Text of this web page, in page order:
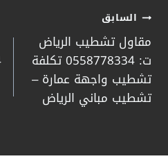
تصفّح
المقالات
السابق
مقاول تشطيب الرياض
ت: 0558778334 تكلفة
تشطيب واجهة عمارة –
تشطيب مباني الرياض